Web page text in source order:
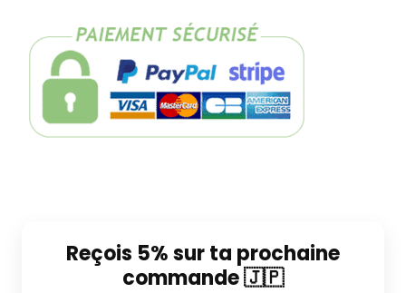
Reçois 5% sur ta prochaine
commande 🇯🇵